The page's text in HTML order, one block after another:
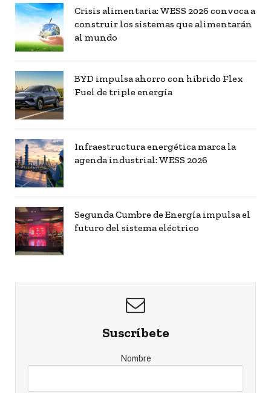
Crisis alimentaria: WESS 2026 convoca a
construir los sistemas que alimentarán
al mundo
BYD impulsa ahorro con híbrido Flex
Fuel de triple energía
Infraestructura energética marca la
agenda industrial: WESS 2026
Segunda Cumbre de Energía impulsa el
futuro del sistema eléctrico
Suscríbete
Nombre